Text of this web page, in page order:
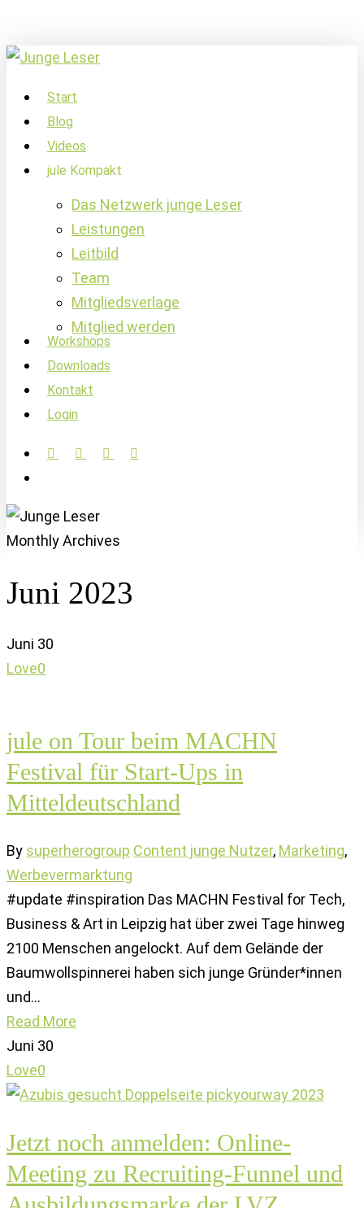
to
main
content
account
Menu
Start
Blog
Videos
jule Kompakt
Das Netzwerk junge Leser
Leistungen
Leitbild
Team
Mitgliedsverlage
Mitglied werden
Workshops
Downloads
Kontakt
Login
facebooklinkedininstagramsoundcloud
Monthly Archives
Juni 2023
Juni 30
Love0
jule on Tour beim MACHN
Festival für Start-Ups in
Mitteldeutschland
By superherogroup Content junge Nutzer, Marketing,
Werbevermarktung
#update #inspiration Das MACHN Festival for Tech,
Business & Art in Leipzig hat über zwei Tage hinweg
2100 Menschen angelockt. Auf dem Gelände der
Baumwollspinnerei haben sich junge Gründer*innen
und…
Read More
Juni 30
Love0
Jetzt noch anmelden: Online-
Meeting zu Recruiting-Funnel und